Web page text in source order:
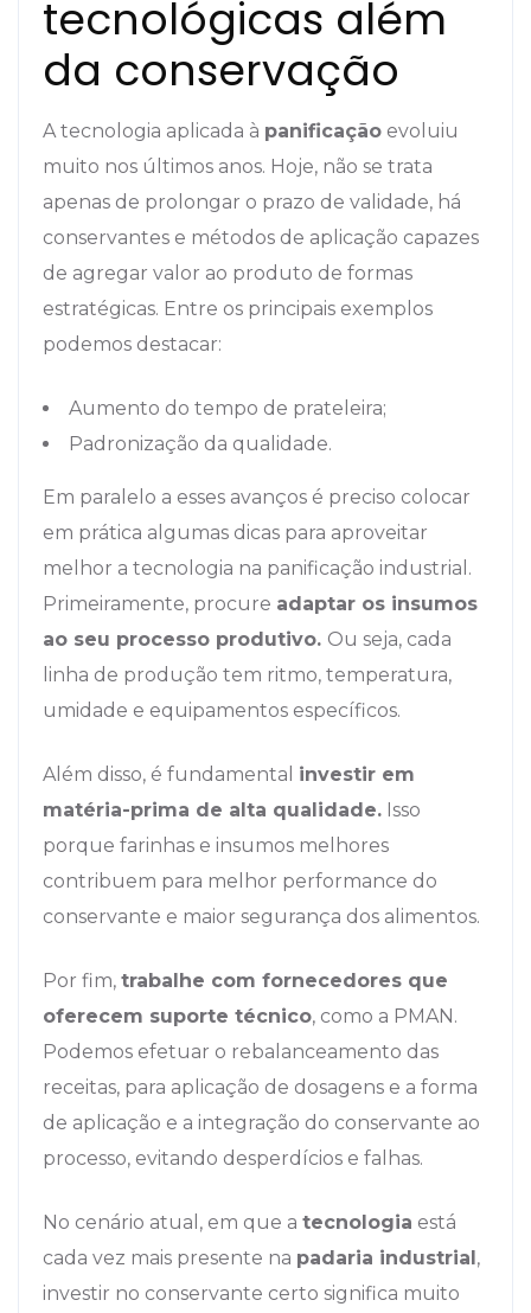
tecnológicas além
da conservação
A tecnologia aplicada à panificação evoluiu
muito nos últimos anos. Hoje, não se trata
apenas de prolongar o prazo de validade, há
conservantes e métodos de aplicação capazes
de agregar valor ao produto de formas
estratégicas. Entre os principais exemplos
podemos destacar:
Aumento do tempo de prateleira;
Padronização da qualidade.
Em paralelo a esses avanços é preciso colocar
em prática algumas dicas para aproveitar
melhor a tecnologia na panificação industrial.
Primeiramente, procure adaptar os insumos
ao seu processo produtivo. Ou seja, cada
linha de produção tem ritmo, temperatura,
umidade e equipamentos específicos.
Além disso, é fundamental investir em
matéria-prima de alta qualidade. Isso
porque farinhas e insumos melhores
contribuem para melhor performance do
conservante e maior segurança dos alimentos.
Por fim, trabalhe com fornecedores que
oferecem suporte técnico, como a PMAN.
Podemos efetuar o rebalanceamento das
receitas, para aplicação de dosagens e a forma
de aplicação e a integração do conservante ao
processo, evitando desperdícios e falhas.
No cenário atual, em que a tecnologia está
cada vez mais presente na padaria industrial,
investir no conservante certo significa muito